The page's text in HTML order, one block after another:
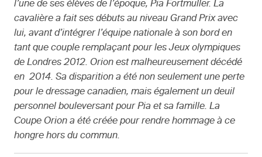
l’une de ses élèves de l’époque, Pia Fortmuller. La
cavalière a fait ses débuts au niveau Grand Prix avec
lui, avant d’intégrer l’équipe nationale à son bord en
tant que couple remplaçant pour les Jeux olympiques
de Londres 2012. Orion est malheureusement décédé
en 2014. Sa disparition a été non seulement une perte
pour le dressage canadien, mais également un deuil
personnel bouleversant pour Pia et sa famille. La
Coupe Orion a été créée pour rendre hommage à ce
hongre hors du commun.